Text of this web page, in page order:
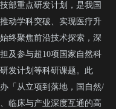
部重点研发计划，是我国
动学科突破、实现医疗升
终聚焦前沿技术探索，深
及参与超10项国家自然科
发计划等科研课题。此
「从立项到落地，国自然/
临床与产业深度互通的高